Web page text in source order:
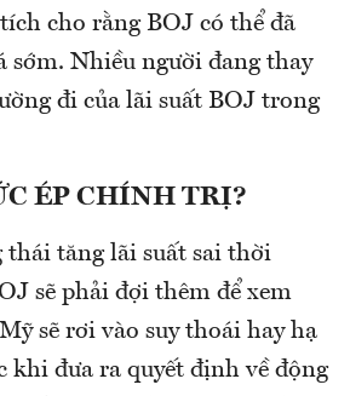
cho rằng BOJ có thể đã
sớm. Nhiều người đang thay
đi của lãi suất BOJ trong
ÉP CHÍNH TRỊ?
thái tăng lãi suất sai thời
sẽ phải đợi thêm để xem
sẽ rơi vào suy thoái hay hạ
khi đưa ra quyết định về động